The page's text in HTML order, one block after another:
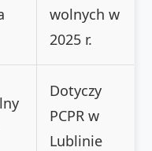
wolnych w
2025 r.
Dotyczy
PCPR w
Lublinie